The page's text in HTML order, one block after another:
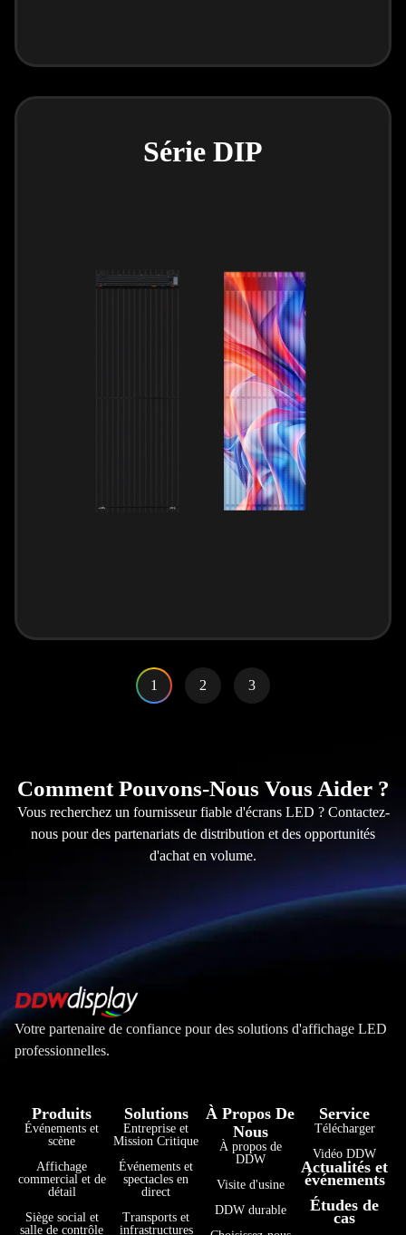
Série DIP
1 2 3
Comment Pouvons-Nous Vous Aider ?
Vous recherchez un fournisseur fiable d'écrans LED ? Contactez-
nous pour des partenariats de distribution et des opportunités
d'achat en volume.
Votre partenaire de confiance pour des solutions d'affichage LED
professionnelles.
Produits
Événements et
scène
Affichage
commercial et de
détail
Siège social et
salle de contrôle
Solutions
Entreprise et
Mission Critique
Événements et
spectacles en
direct
Transports et
infrastructures
À Propos De
Nous
À propos de
DDW
Visite d'usine
DDW durable
Service
Télécharger
Vidéo DDW
Actualités et
événements
Études de
cas